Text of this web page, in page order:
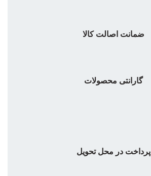
ضمانت اصالت کالا
گارانتی محصولات
پرداخت در محل تحویل